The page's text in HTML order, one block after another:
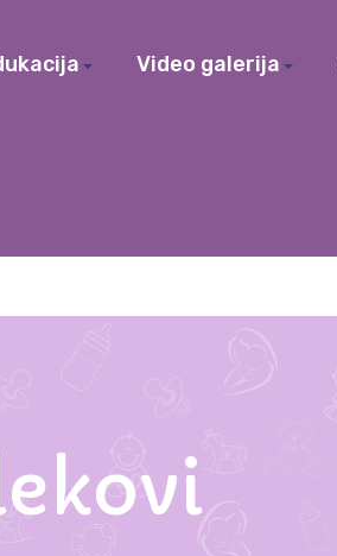
Video galerija